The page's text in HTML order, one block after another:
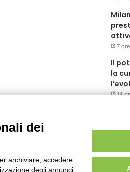
7
Il
la
14
di
20
dei
archiviare, accedere
degli annunci.